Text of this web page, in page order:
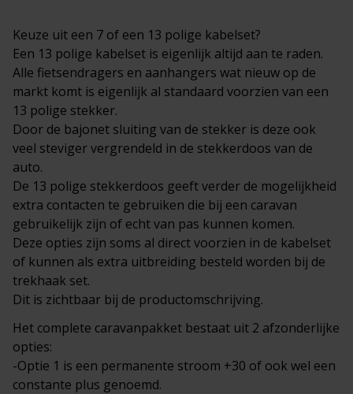
Keuze uit een 7 of een 13 polige kabelset?
Een 13 polige kabelset is eigenlijk altijd aan te raden.
Alle fietsendragers en aanhangers wat nieuw op de
markt komt is eigenlijk al standaard voorzien van een
13 polige stekker.
Door de bajonet sluiting van de stekker is deze ook
veel steviger vergrendeld in de stekkerdoos van de
auto.
De 13 polige stekkerdoos geeft verder de mogelijkheid
extra contacten te gebruiken die bij een caravan
gebruikelijk zijn of echt van pas kunnen komen.
Deze opties zijn soms al direct voorzien in de kabelset
of kunnen als extra uitbreiding besteld worden bij de
trekhaak set.
Dit is zichtbaar bij de productomschrijving.
Het complete caravanpakket bestaat uit 2 afzonderlijke
opties:
-Optie 1 is een permanente stroom +30 of ook wel een
constante plus genoemd.